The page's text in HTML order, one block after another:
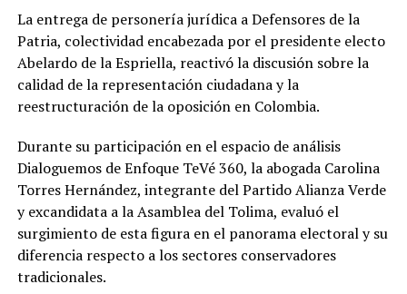
La entrega de personería jurídica a Defensores de la
Patria, colectividad encabezada por el presidente electo
Abelardo de la Espriella, reactivó la discusión sobre la
calidad de la representación ciudadana y la
reestructuración de la oposición en Colombia.
Durante su participación en el espacio de análisis
Dialoguemos de Enfoque TeVé 360, la abogada Carolina
Torres Hernández, integrante del Partido Alianza Verde
y excandidata a la Asamblea del Tolima, evaluó el
surgimiento de esta figura en el panorama electoral y su
diferencia respecto a los sectores conservadores
tradicionales.